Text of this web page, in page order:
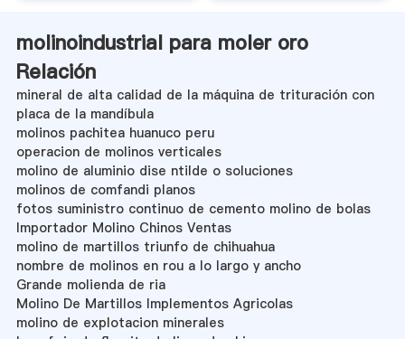
molinoindustrial para moler oro
Relación
mineral de alta calidad de la máquina de trituración con
placa de la mandíbula
molinos pachitea huanuco peru
operacion de molinos verticales
molino de aluminio dise ntilde o soluciones
molinos de comfandi planos
fotos suministro continuo de cemento molino de bolas
Importador Molino Chinos Ventas
molino de martillos triunfo de chihuahua
nombre de molinos en rou a lo largo y ancho
Grande molienda de ria
Molino De Martillos Implementos Agricolas
molino de explotacion minerales